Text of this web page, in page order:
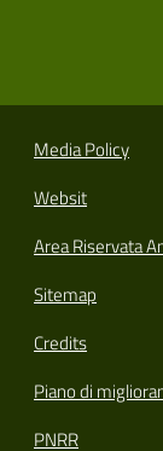
Media Policy
Websit
Area Riservata
Sitemap
Credits
Piano di
PNRR